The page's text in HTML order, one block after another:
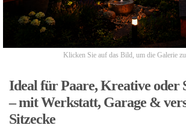
Klicken Sie auf das Bild, um die Galerie
Ideal für Paare, Kreative oder
– mit Werkstatt, Garage &
Sitzecke